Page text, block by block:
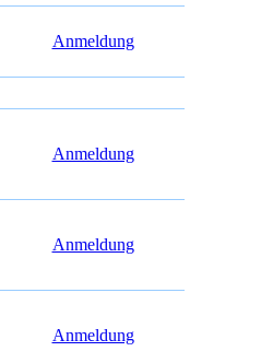
Anmeldung
Anmeldung
Anmeldung
Anmeldung